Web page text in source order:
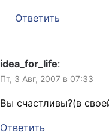
Ответить
idea_for_life:
Пт, 3 Авг, 2007 в 07:33
Вы счастливы?(в
Ответить